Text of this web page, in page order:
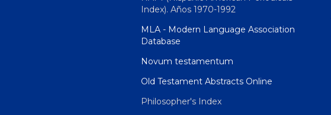
Index). Años 1970-1992
MLA - Modern Language Association
Database
Novum testamentum
Old Testament Abstracts Online
Philosopher's Index